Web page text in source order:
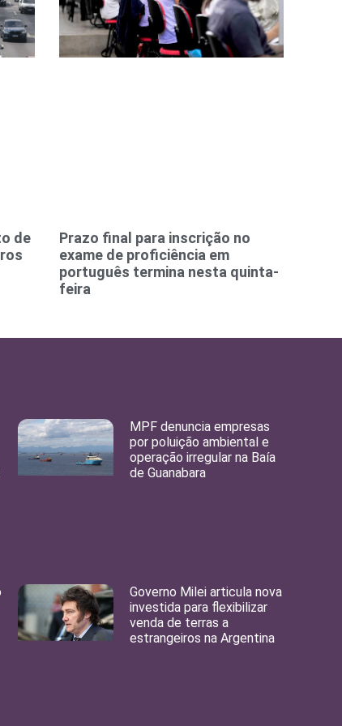
de
Prazo final para inscrição no
exame de proficiência em
português termina nesta quinta-
feira
MPF denuncia empresas
por poluição ambiental e
operação irregular na Baía
de Guanabara
Governo Milei articula nova
investida para flexibilizar
venda de terras a
estrangeiros na Argentina